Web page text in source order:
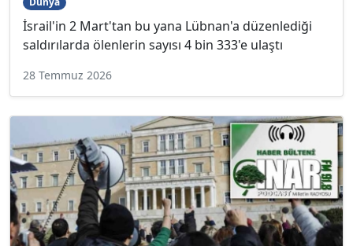
İsrail'in 2 Mart'tan bu yana Lübnan'a düzenlediği
saldırılarda ölenlerin sayısı 4 bin 333'e ulaştı
28 Temmuz 2026